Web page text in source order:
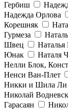
Гербиш
Надежда Орлова
Корешняк
Гурмеза
Швец
Юнак
Наталя
Нелли Блок,
Ненси Ван-Плет
Никки и Шила Ли
Николай
Гарасаян